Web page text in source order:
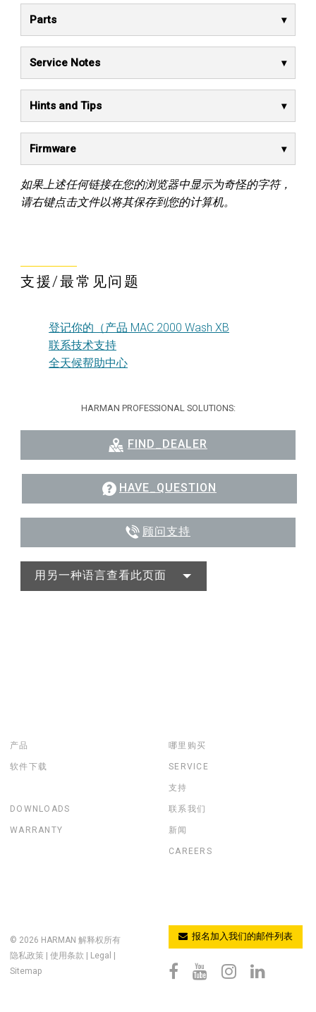
Parts
Service Notes
Hints and Tips
Firmware
如果上述任何链接在您的浏览器中显示为奇怪的字符，
请右键点击文件以将其保存到您的计算机。
支援/最常见问题
登记你的（产品 MAC 2000 Wash XB
联系技术支持
全天候帮助中心
HARMAN PROFESSIONAL SOLUTIONS:
FIND_DEALER
HAVE_QUESTION
顾问支持
用另一种语言查看此页面
产品
软件下载
哪里购买
SERVICE
支持
DOWNLOADS
WARRANTY
联系我们
新闻
CAREERS
© 2026 HARMAN 解释权所有
隐私政策
使用条款 Legal
Sitemap
报名加入我们的邮件列表